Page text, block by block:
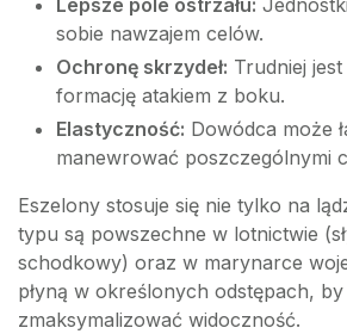
Lepsze pole ostrzału:
sobie nawzajem celów.
Ochronę skrzydeł: Trudniej
formację atakiem z boku.
Elastyczność: Dowódca może
manewrować poszczególnymi
Eszelony stosuje się nie tylko na
typu są powszechne w lotnictwie
schodkowy) oraz w marynarce
płyną w określonych odstępach,
zmaksymalizować widoczność.